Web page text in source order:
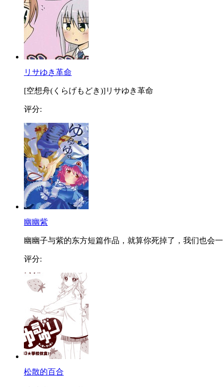
リサゆき革命
[空想舟(くらげもどき)]リサゆき革命
评分:
幽幽紫
幽幽子与紫的东方短篇作品，就算你死掉了，我们也会
评分:
松散的百合